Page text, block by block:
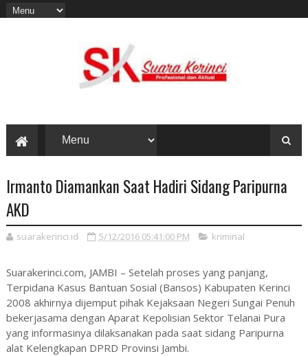
Irmanto Diamankan Saat Hadiri Sidang Paripurna
AKD
suarakerinci.id 5/12/2016 05:41:00 PM kriminal
Suarakerinci.com, JAMBI – Setelah proses yang panjang,
Terpidana Kasus Bantuan Sosial (Bansos) Kabupaten Kerinci
2008 akhirnya dijemput pihak Kejaksaan Negeri Sungai Penuh
bekerjasama dengan Aparat Kepolisian Sektor Telanai Pura
yang informasinya dilaksanakan pada saat sidang Paripurna
alat Kelengkapan DPRD Provinsi Jambi.